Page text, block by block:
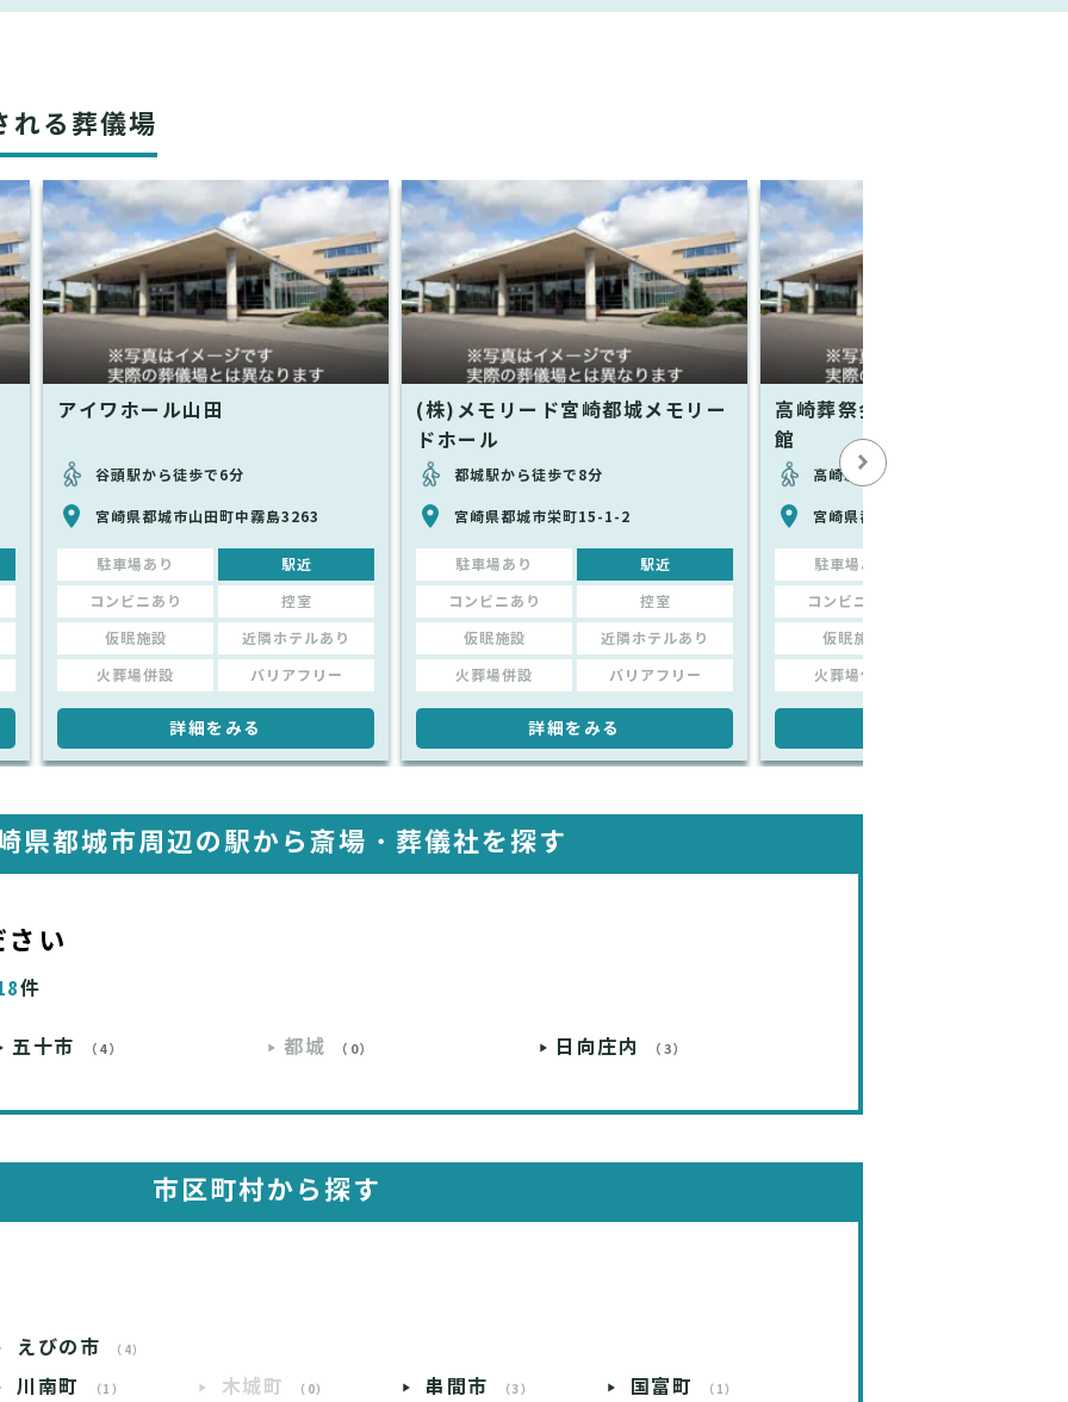
れる葬儀場
アイワホール山田
谷頭駅から徒歩で6分
宮崎県都城市山田町中霧島3263
駐車場あり 駅近
コンビニあり 控室
仮眠施設 近隣ホテルあり
火葬場併設 バリアフリー
詳細をみる
(株)メモリード宮崎都城メモリー
ドホール
都城駅から徒歩で8分
宮崎県都城市栄町15-1-2
駐車場あり 駅近
コンビニあり 控室
仮眠施設 近隣ホテルあり
火葬場併設 バリアフリー
詳細をみる
高崎葬祭会館アイワホール上
館
高崎新田駅から徒歩で7分
宮崎県都城市高崎町大牟田870
駐車場あり
コンビニあり
仮眠施設
火葬場併設
県都城市周辺の駅から 斎場・葬儀社を探す
い
件
五十市 （4） 都城 （0） 日向庄内 （3）
市区町村から探す
えびの市 （4）
川南町 （1） 木城町 （0） 串間市 （3） 国富町 （1）